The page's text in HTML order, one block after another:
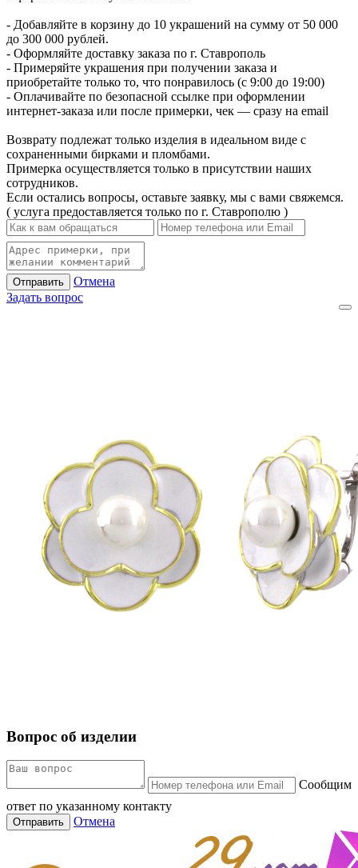
- Добавляйте в корзину до 10 украшений на сумму от 50 000
до 300 000 рублей.
- Оформляйте доставку заказа по г. Ставрополь
- Примеряйте украшения при получении заказа и
приобретайте только то, что понравилось (с 9:00 до 19:00)
- Оплачивайте по безопасной ссылке при оформлении
интернет-заказа или после примерки, чек — сразу на email
Возврату подлежат только изделия в идеальном виде с
сохраненными бирками и пломбами.
Примерка осуществляется только в присутствии наших
сотрудников.
Если остались вопросы, оставьте заявку, мы с вами свяжемся.
( услуга предоставляется только по г. Ставрополю )
Отправить
Отмена
Задать вопрос
Вопрос об изделии
Сообщим
ответ по указанному контакту
Отправить Отмена